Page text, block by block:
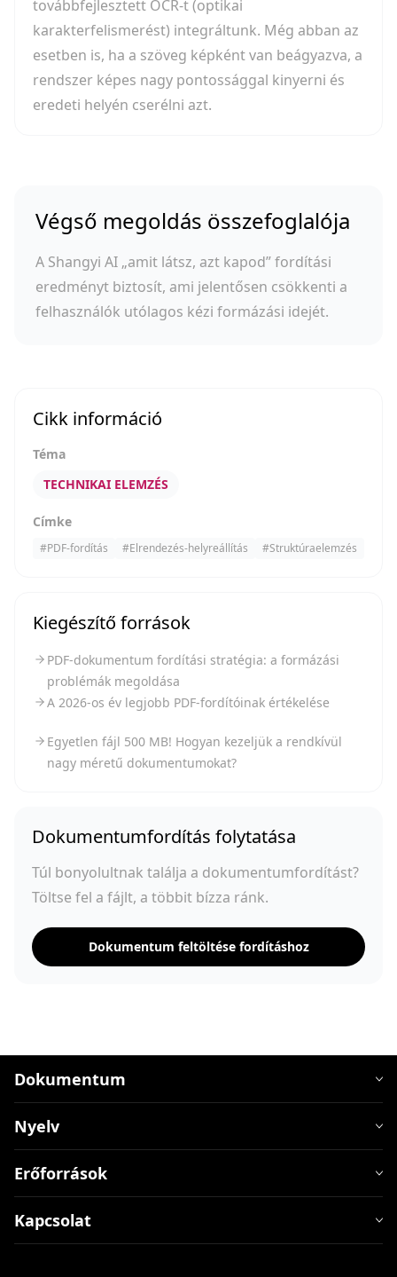
továbbfejlesztett OCR-t (optikai
karakterfelismerést) integráltunk. Még abban az
esetben is, ha a szöveg képként van beágyazva, a
rendszer képes nagy pontossággal kinyerni és
eredeti helyén cserélni azt.
Végső megoldás összefoglalója
A Shangyi AI „amit látsz, azt kapod” fordítási
eredményt biztosít, ami jelentősen csökkenti a
felhasználók utólagos kézi formázási idejét.
Cikk információ
Téma
TECHNIKAI ELEMZÉS
Címke
#PDF-fordítás #Elrendezés-helyreállítás #Struktúraelemzés
Kiegészítő források
PDF-dokumentum fordítási stratégia: a formázási
problémák megoldása
A 2026-os év legjobb PDF-fordítóinak értékelése
Egyetlen fájl 500 MB! Hogyan kezeljük a rendkívül
nagy méretű dokumentumokat?
Dokumentumfordítás folytatása
Túl bonyolultnak találja a dokumentumfordítást?
Töltse fel a fájlt, a többit bízza ránk.
Dokumentum feltöltése fordításhoz
Dokumentum
Nyelv
Erőforrások
Kapcsolat